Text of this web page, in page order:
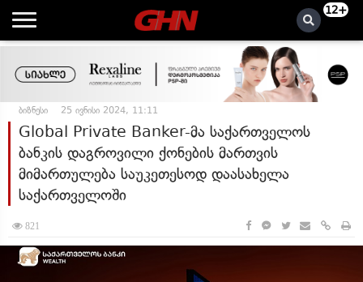
12+
ბიზნესი 25 ივნისი 2024, 11:11
Global Private Banker-მა საქართველოს
ბანკის დაგროვილი ქონების მართვის
მიმართულება საუკეთესოდ დაასახელა
საქართველოში
821